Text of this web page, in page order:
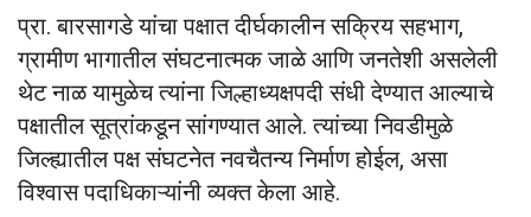
प्रा. बारसागडे यांचा पक्षात दीर्घकालीन सक्रिय सहभाग,
ग्रामीण भागातील संघटनात्मक जाळे आणि जनतेशी असलेली
थेट नाळ यामुळेच त्यांना जिल्हाध्यक्षपदी संधी देण्यात आल्याचे
पक्षातील सूत्रांकडून सांगण्यात आले. त्यांच्या निवडीमुळे
जिल्ह्यातील पक्ष संघटनेत नवचैतन्य निर्माण होईल, असा
विश्वास पदाधिकाऱ्यांनी व्यक्त केला आहे.